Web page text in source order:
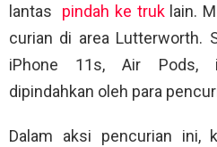
lantas
pindah ke truklain.
curian di area Lutterworth.
iPhone 11s, Air Pods,
dipindahkan oleh para
Dalam aksi pencurian ini,